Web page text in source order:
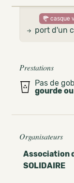
casque
port d'un
Prestations
Pas de
gourde
Organisateurs
Association
SOLIDAIRE